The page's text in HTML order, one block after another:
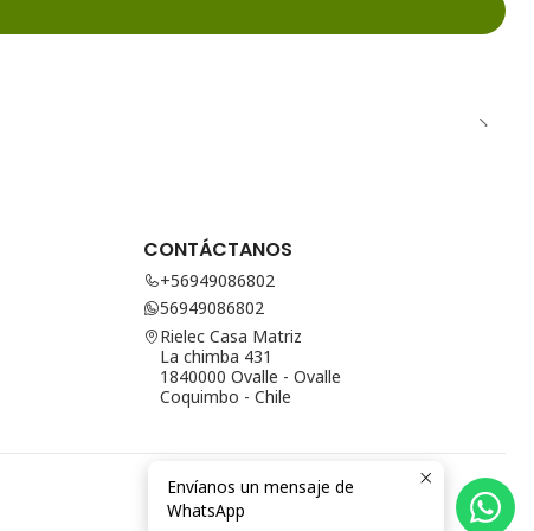
CONTÁCTANOS
+56949086802
56949086802
Rielec Casa Matriz
La chimba 431
1840000 Ovalle - Ovalle
Coquimbo - Chile
Envíanos un mensaje de
WhatsApp